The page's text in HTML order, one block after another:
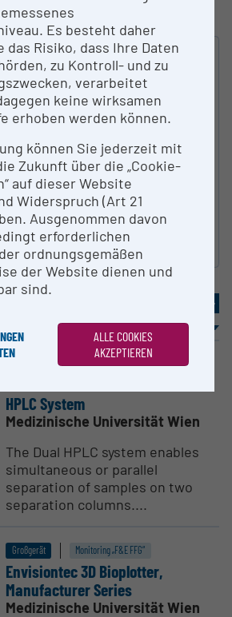
2012
Sortierung Ergebnisse / Seite
HPLC System
Medizinische Universität Wien
The Dual HPLC system enables
simultaneous or parallel
separation of samples on two
separation columns....
Großgerät Monitoring „F&E FFG“
Envisi­ontec 3D Bioplotter,
Manufac­turer Series
Medizinische Universität Wien
Es besteht daher
das Risiko, dass Ihre Daten
zu Kontroll- und zu
verarbeitet
keine wirksamen
erhoben werden können.
können Sie jederzeit mit
Zukunft über die „Cookie-
auf dieser Website
Widerspruch (Art 21
Ausgenommen davon
erforderlichen
ordnungsgemäßen
der Website dienen und
sind.
ALLE COOKIES
AKZEPTIEREN